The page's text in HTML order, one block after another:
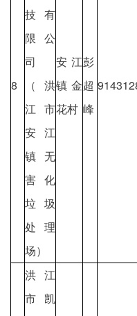
8
技有
限公
司
（洪
江市
安江
镇无
害化
垃圾
处理
场）
安江
镇金
花村
彭
超
峰
洪江
市凯